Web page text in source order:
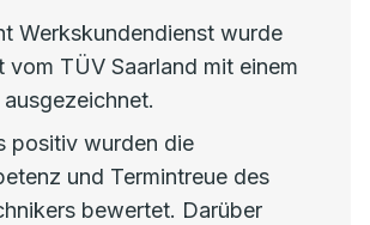
Werkskundendienst wurde
vom TÜV Saarland mit einem
ausgezeichnet.
positiv wurden die
und Termintreue des
bewertet. Darüber